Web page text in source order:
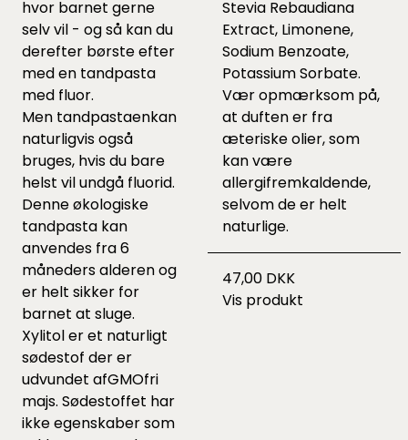
hvor barnet gerne
selv vil - og så kan du
derefter børste efter
med en tandpasta
med fluor.
Men tandpastaenkan
naturligvis også
bruges, hvis du bare
helst vil undgå fluorid.
Denne økologiske
tandpasta kan
anvendes fra 6
måneders alderen og
er helt sikker for
barnet at sluge.
Xylitol er et naturligt
sødestof der er
udvundet afGMOfri
majs. Sødestoffet har
ikke egenskaber som
Stevia Rebaudiana
Extract, Limonene,
Sodium Benzoate,
Potassium Sorbate.
Vær opmærksom på,
at duften er fra
æteriske olier, som
kan være
allergifremkaldende,
selvom de er helt
naturlige.
47,00 DKK
Vis produkt